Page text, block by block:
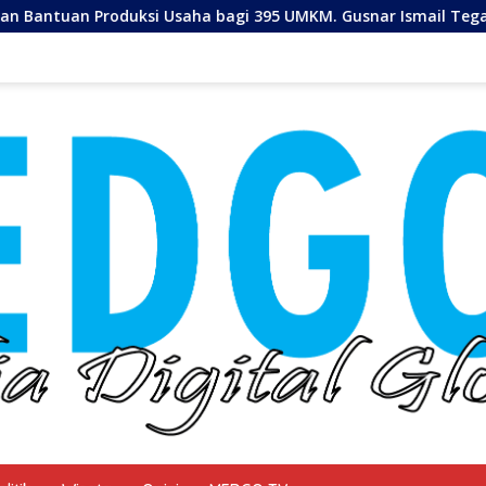
Usaha bagi 395 UMKM. Gusnar Ismail Tegaskan Bantuan